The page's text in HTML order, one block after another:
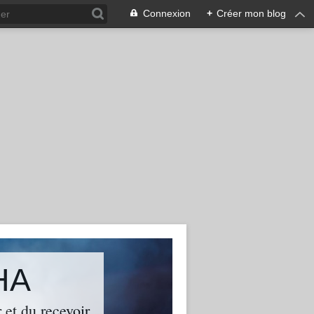
Connexion + Créer mon blog